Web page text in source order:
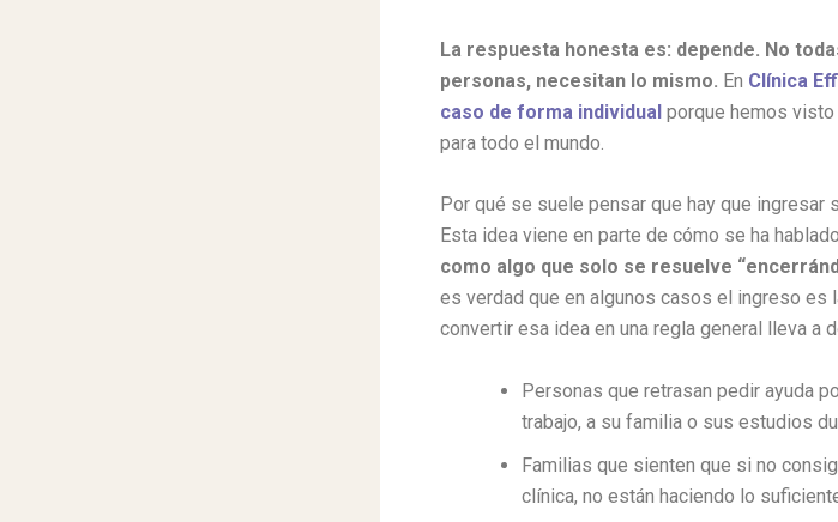
La respuesta honesta es: depende. No
personas, necesitan lo mismo. En Clínica
caso de forma individual porque hemos
para todo el mundo.
Por qué se suele pensar que hay que ingresar
Esta idea viene en parte de cómo se ha
como algo que solo se resuelve
es verdad que en algunos casos el ingreso es
convertir esa idea en una regla general lleva a
Personas que retrasan pedir ayuda
trabajo, a su familia o sus estudios
Familias que sienten que si no
clínica, no están haciendo lo